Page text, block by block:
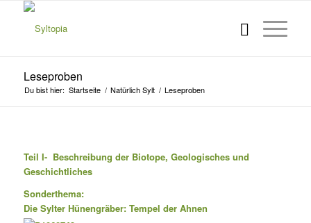
Leseproben
Du bist hier: Startseite / Natürlich Sylt / Leseproben
Teil I- Beschreibung der Biotope, Geologisches und
Geschichtliches
Sonderthema:
Die Sylter Hünengräber: Tempel der Ahnen